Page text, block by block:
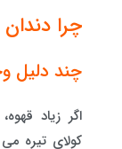
چرا
چند دلیل
اگر زیاد
کولای تیره